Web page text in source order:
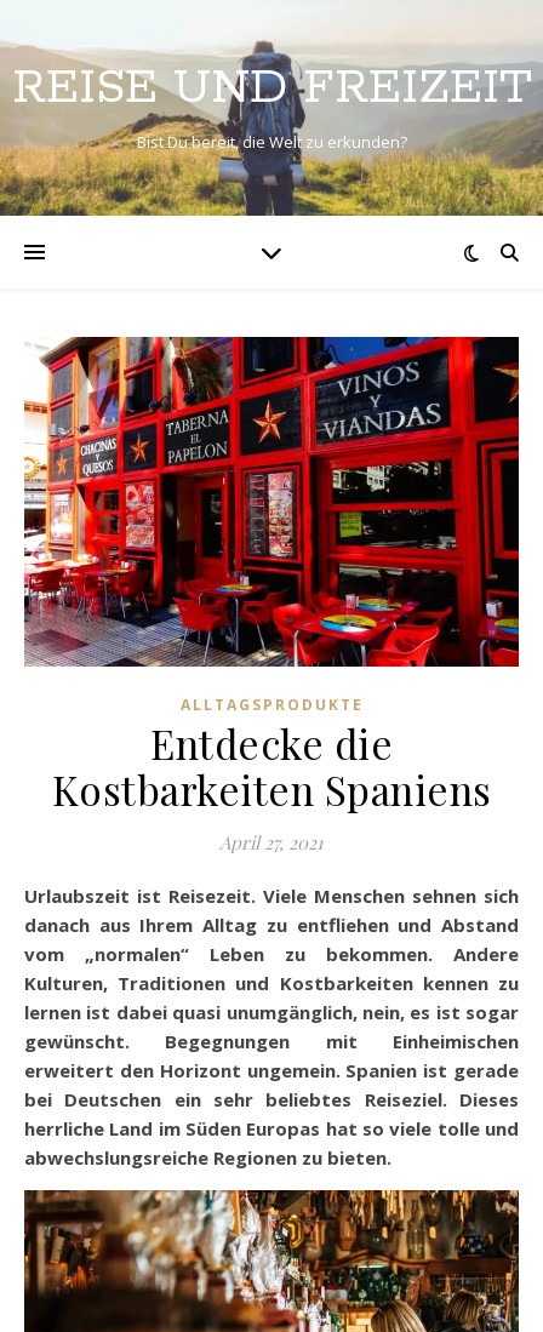
REISE UND FREIZEIT
Bist Du bereit, die Welt zu erkunden?
ALLTAGSPRODUKTE
Entdecke die
Kostbarkeiten Spaniens
April 27, 2021
Urlaubszeit ist Reisezeit. Viele Menschen sehnen sich
danach aus Ihrem Alltag zu entfliehen und Abstand
vom „normalen“ Leben zu bekommen. Andere
Kulturen, Traditionen und Kostbarkeiten kennen zu
lernen ist dabei quasi unumgänglich, nein, es ist sogar
gewünscht. Begegnungen mit Einheimischen
erweitert den Horizont ungemein. Spanien ist gerade
bei Deutschen ein sehr beliebtes Reiseziel. Dieses
herrliche Land im Süden Europas hat so viele tolle und
abwechslungsreiche Regionen zu bieten.